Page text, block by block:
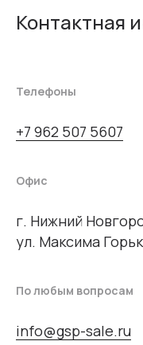
Контактная
Телефоны
+7 962 507 5607
Офис
г. Нижний
ул. Максима
По любым вопросам
info@gsp-sale.ru